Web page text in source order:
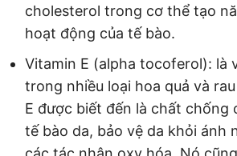
cholesterol trong cơ thể tạo
hoạt động của tế bào.
Vitamin E (alpha tocoferol): là
trong nhiều loại hoa quả và
E được biết đến là chất chống
tế bào da, bảo vệ da khỏi ánh